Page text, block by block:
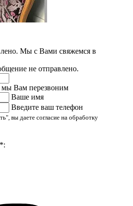
Мы с Вами свяжемся в
не отправлено.
мы Вам перезвоним
Ваше имя
Введите ваш телефон
вы даете согласие на обработку